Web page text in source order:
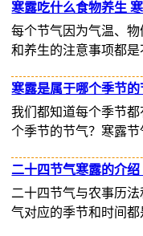
寒露吃什么食物养生
每个节气因为气温、
和养生的注意事项都
寒露是属于哪个季节
我们都知道每个季节
个季节的节气？寒露
二十四节气寒露的介
二十四节气与农事历
气对应的季节和时间